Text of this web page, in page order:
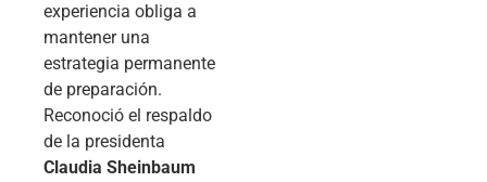
experiencia obliga a
mantener una
estrategia permanente
de preparación.
Reconoció el respaldo
de la presidenta
Claudia Sheinbaum